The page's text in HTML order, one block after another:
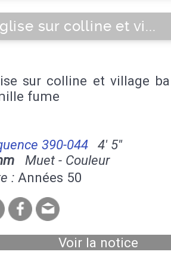
sur colline et vi...
sur colline et village
fume
390-044
4' 5''
Muet - Couleur
: Années 50
Voir la notice